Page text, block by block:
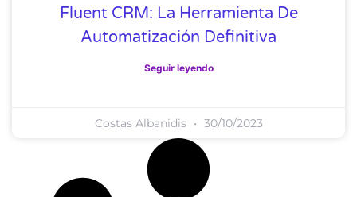
Fluent CRM: La Herramienta De
Automatización Definitiva
Seguir leyendo
Costas Albanidis 30/10/2023